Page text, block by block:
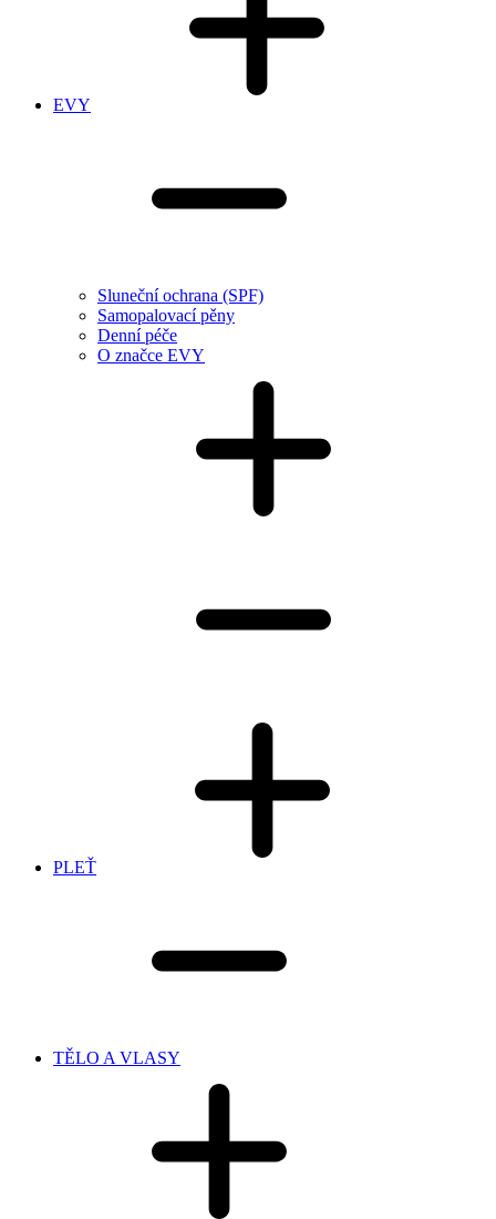
EVY
Sluneční ochrana (SPF)
Samopalovací pěny
Denní péče
O značce EVY
PLEŤ
TĚLO A VLASY